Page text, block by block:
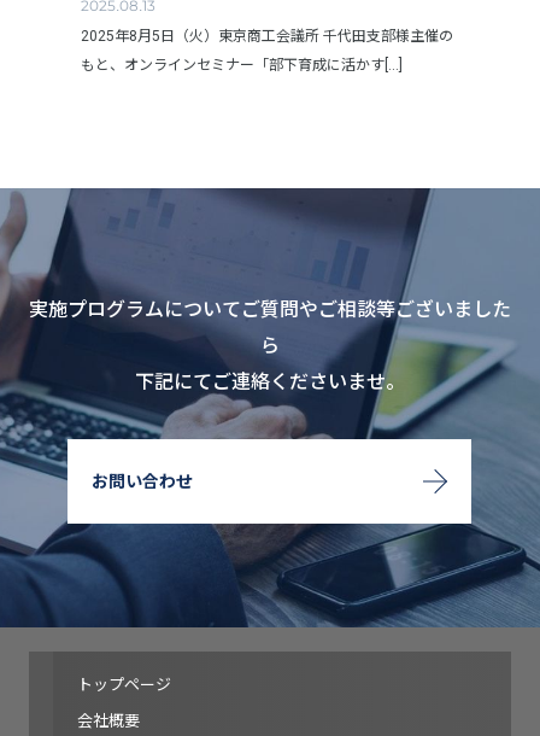
2025.08.13
2025年8月5日（火）東京商工会議所 千代田支部様主催の
もと、オンラインセミナー「部下育成に活かす[...]
実施プログラムについてご質問やご相談等ございました
ら
下記にてご連絡くださいませ。
お問い合わせ
トップページ
会社概要